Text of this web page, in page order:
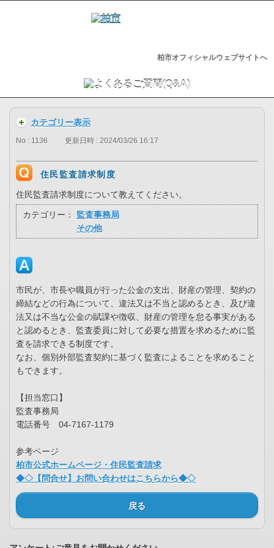
柏市オフィシャルウェブサイトへ
カテゴリー表示
No : 1136 更新日時 : 2024/03/26 16:17
住民監査請求制度
住民監査請求制度について教えてください。
カテゴリー：
監査事務局
その他
市民が、市長や職員が行った公金の支出、財産の管理、契約の
締結などの行為について、違法又は不当と認めるとき、及び違
法又は不当な公金の賦課や徴収、財産の管理を怠る事実がある
と認めるとき、監査委員に対して必要な措置を求めるために監
査を請求できる制度です。
なお、個別外部監査契約に基づく監査によることを求めること
もできます。
【担当窓口】
監査事務局
電話番号 04-7167-1179
参考ページ
柏市公式ホームページ・住民監査請求
◆◇【問合せ】お問い合わせはこちらから◆◇
戻る